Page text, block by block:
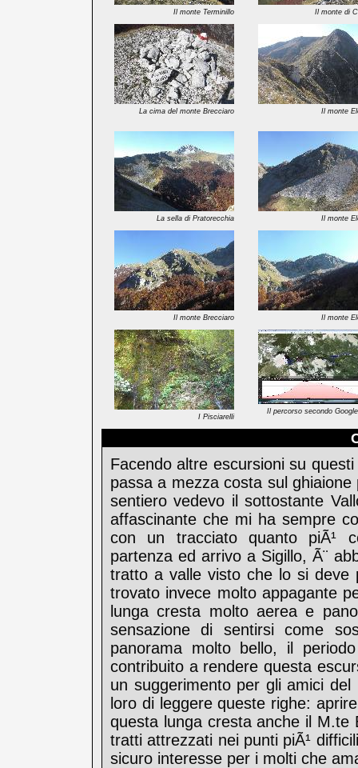
Il monte Terminillo Il monte di
La cima del monte Brecciaro Il monte
La sella di Pratorecchia Il monte
Il monte Brecciaro Il monte
I Pisciarelli
Il percorso secondo
Facendo altre escursioni su
passa a mezza costa sul
sentiero vedevo il sottostante
affascinante che mi ha sempre
con un tracciato quanto piÃ¹
partenza ed arrivo a Sigillo, Ã¨
tratto a valle visto che lo si deve
trovato invece molto appagante
lunga cresta molto aerea e
sensazione di sentirsi come
panorama molto bello, il
contribuito a rendere questa
un suggerimento per gli amici
loro di leggere queste righe:
questa lunga cresta anche il M.te
tratti attrezzati nei punti piÃ¹
sicuro interesse per i molti che